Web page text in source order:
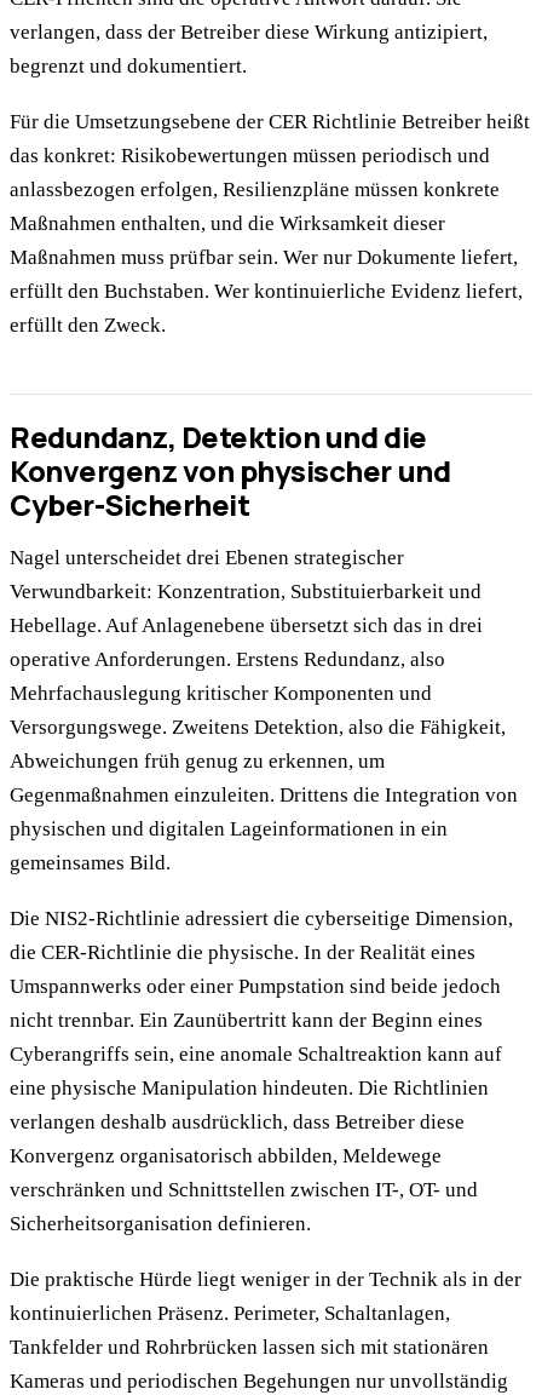
verlangen, dass der Betreiber diese Wirkung antizipiert,
begrenzt und dokumentiert.
Für die Umsetzungsebene der CER Richtlinie Betreiber heißt
das konkret: Risikobewertungen müssen periodisch und
anlassbezogen erfolgen, Resilienzpläne müssen konkrete
Maßnahmen enthalten, und die Wirksamkeit dieser
Maßnahmen muss prüfbar sein. Wer nur Dokumente liefert,
erfüllt den Buchstaben. Wer kontinuierliche Evidenz liefert,
erfüllt den Zweck.
Redundanz, Detektion und die
Konvergenz von physischer und
Cyber-Sicherheit
Nagel unterscheidet drei Ebenen strategischer
Verwundbarkeit: Konzentration, Substituierbarkeit und
Hebellage. Auf Anlagenebene übersetzt sich das in drei
operative Anforderungen. Erstens Redundanz, also
Mehrfachauslegung kritischer Komponenten und
Versorgungswege. Zweitens Detektion, also die Fähigkeit,
Abweichungen früh genug zu erkennen, um
Gegenmaßnahmen einzuleiten. Drittens die Integration von
physischen und digitalen Lageinformationen in ein
gemeinsames Bild.
Die NIS2-Richtlinie adressiert die cyberseitige Dimension,
die CER-Richtlinie die physische. In der Realität eines
Umspannwerks oder einer Pumpstation sind beide jedoch
nicht trennbar. Ein Zaunübertritt kann der Beginn eines
Cyberangriffs sein, eine anomale Schaltreaktion kann auf
eine physische Manipulation hindeuten. Die Richtlinien
verlangen deshalb ausdrücklich, dass Betreiber diese
Konvergenz organisatorisch abbilden, Meldewege
verschränken und Schnittstellen zwischen IT-, OT- und
Sicherheitsorganisation definieren.
Die praktische Hürde liegt weniger in der Technik als in der
kontinuierlichen Präsenz. Perimeter, Schaltanlagen,
Tankfelder und Rohrbrücken lassen sich mit stationären
Kameras und periodischen Begehungen nur unvollständig